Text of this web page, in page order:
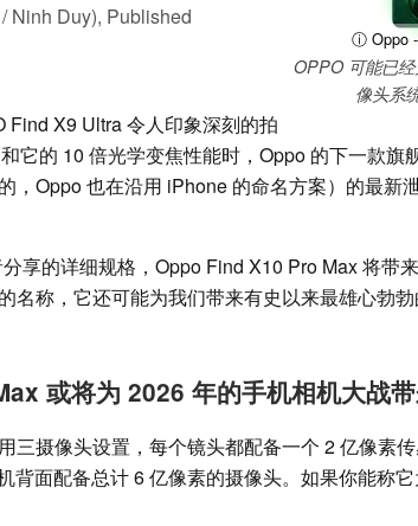
ⓘ Oppo
OPPO 可能已
像头系
Ninh Duy), Published
Find X9 Ultra 令人印象深刻的拍
和它的 10 倍光学变焦性能时，Oppo 的下一款旗
，Oppo 也在沿用 iPhone 的命名方案）的最新
享的详细规格，Oppo Find X10 Pro Max 将带
名称，它还可能为我们带来有史以来最雄心勃
或将为 2026 年的手机相机大战
三摄像头设置，每个镜头都配备一个 2 亿像素
背面配备总计 6 亿像素的摄像头。如果你能称